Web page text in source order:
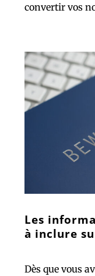
convertir vos
Les
à inclure
Dès que vous